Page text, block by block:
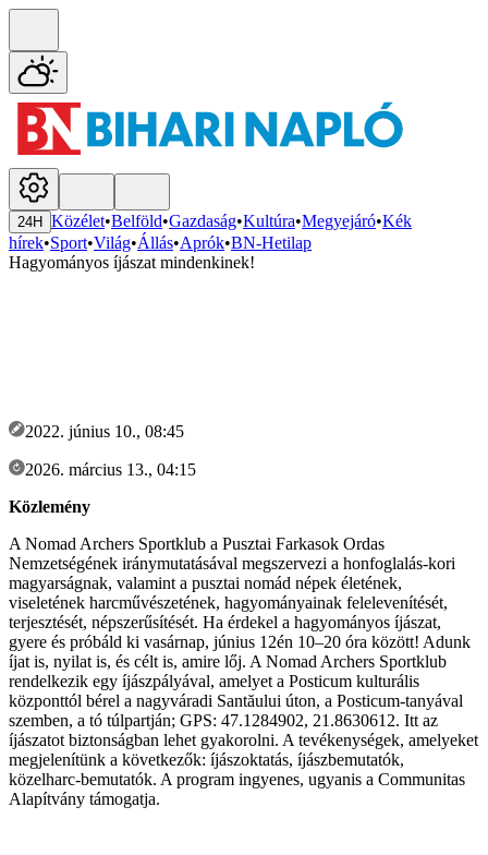
24H Közélet•Belföld•Gazdaság•Kultúra•Megyejáró•Kék
hírek•Sport•Világ•Állás•Aprók•BN-Hetilap
Hagyományos íjászat mindenkinek!
2022. június 10., 08:45
2026. március 13., 04:15
Közlemény
A Nomad Archers Sportklub a Pusztai Farkasok Ordas
Nemzetségének iránymutatásával megszervezi a honfoglalás-kori
magyarságnak, valamint a pusztai nomád népek életének,
viseletének harcművészetének, hagyományainak felelevenítését,
terjesztését, népszerűsítését. Ha érdekel a hagyományos íjászat,
gyere és próbáld ki vasárnap, június 12én 10–20 óra között! Adunk
íjat is, nyilat is, és célt is, amire lőj. A Nomad Archers Sportklub
rendelkezik egy íjászpályával, amelyet a Posticum kulturális
központtól bérel a nagyváradi Santăului úton, a Posticum-tanyával
szemben, a tó túlpartján; GPS: 47.1284902, 21.8630612. Itt az
íjászatot biztonságban lehet gyakorolni. A tevékenységek, amelyeket
megjelenítünk a következők: íjászoktatás, íjászbemutatók,
közelharc-bemutatók. A program ingyenes, ugyanis a Communitas
Alapítvány támogatja.